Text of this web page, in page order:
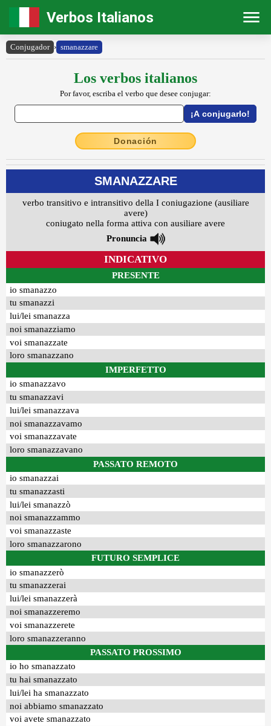
Verbos Italianos
Conjugador › smanazzare
Los verbos italianos
Por favor, escriba el verbo que desee conjugar:
Donación
SMANAZZARE
verbo transitivo e intransitivo della I coniugazione (ausiliare
avere)
coniugato nella forma attiva con ausiliare avere
Pronuncia
INDICATIVO
PRESENTE
io smanazzo
tu smanazzi
lui/lei smanazza
noi smanazziamo
voi smanazzate
loro smanazzano
IMPERFETTO
io smanazzavo
tu smanazzavi
lui/lei smanazzava
noi smanazzavamo
voi smanazzavate
loro smanazzavano
PASSATO REMOTO
io smanazzai
tu smanazzasti
lui/lei smanazzò
noi smanazzammo
voi smanazzaste
loro smanazzarono
FUTURO SEMPLICE
io smanazzerò
tu smanazzerai
lui/lei smanazzerà
noi smanazzeremo
voi smanazzerete
loro smanazzeranno
PASSATO PROSSIMO
io ho smanazzato
tu hai smanazzato
lui/lei ha smanazzato
noi abbiamo smanazzato
voi avete smanazzato